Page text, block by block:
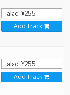
Add Track
Add Track